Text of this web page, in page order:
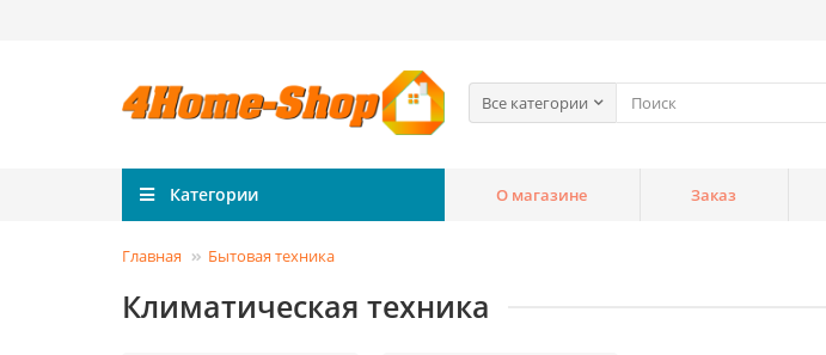
Все категории
Категории О магазине Заказ
Главная Бытовая техника
Климатическая техника